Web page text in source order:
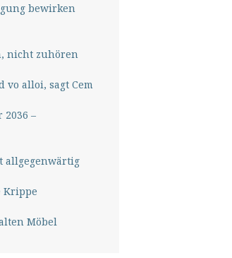
bewirken
nicht zuhören
vo alloi, sagt Cem
–
allgegenwärtig
Krippe
Möbel